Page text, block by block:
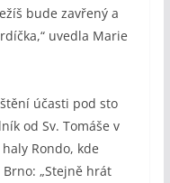
bude zavřený a
uvedla Marie
účasti pod sto
od Sv. Tomáše v
Rondo, kde
„Stejně hrát